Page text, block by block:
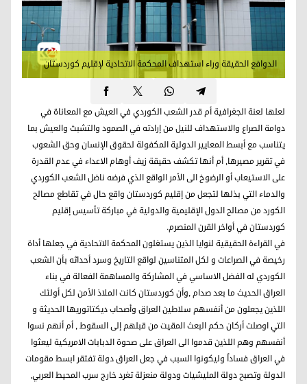
الدوافع الحقيقة وراء استهداف المحكمة الاتحادية لإقليم كوردستان
لعلها لعنة الجغرافية أم قدر الشعب الكوردي في العيش مع المعاناة في
دوامة الصراع والاستهداف للنيل من إرادته في الصمود والتشبث والعيش بما
يتناسب مع أبسط المعايير الدولية المكفولة لحقوق الإنسان وحق الشعوب
في تقرير مصيرها, أم أنها تكشف حقيقة زيف أوهام الاعداء في عدم القدرة
على الاستيعاب أو الرضوخ الى الأمر الواقع الذي فرضه ناضل الشعب الكوردي
والدماء التي بذلها لتجعل من إقليم كوردستان واقع حال في تقاطع مصالح
الكورد من مصالح الدول الإقليمية والدولية في مباركة تأسيس إقليم
كوردستان في أواخر القرن المنصرم.
في القراءة الحقيقية لنوايا الذين يستغلون المحكمة الاتحادية في جعلها أداة
رخيصة في الصراعات و لكل المتناسين لواقع التاريخ وسرد أحداثه بأن الشعب
الكوردي له الفضل الاساسي في المشاركة والمساهمة الفعالة في بناء
العراق الحديث ما بعد صدام ,وأن كوردستان كانت الملاذ الأمن لكل أولئك
اللذين يجعلون من أنفسهم سلاطين العراق وأصحاب ديكتاتوريها الحديثة و
التي اوصلت أركان حكم البعث المقيت من قبلهم إلى السقوط , أم أنهم نسوا
أنفسهم وهم اللذين قدموا الى العراق على صحوة الدبابات الامريكية ليعثوا
في العراق فساداً وليكونوا السبب في جعل العراق دولة تفتقر ابسط مقومات
الدولة وتصبح دولة المليشيات ودولة منعزلة تغرد خارج سرب المحيط العربي,